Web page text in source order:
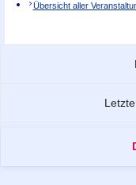
Übersicht aller